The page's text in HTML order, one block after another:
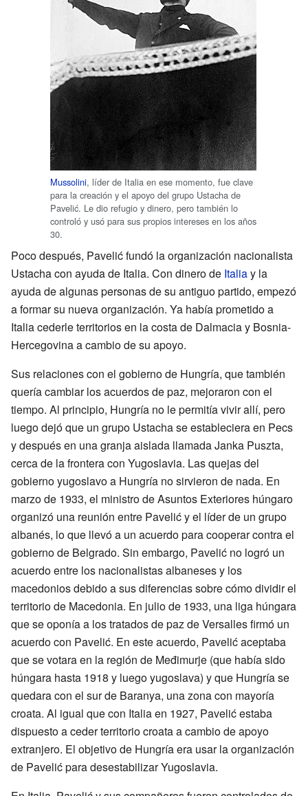
Mussolini, líder de Italia en ese momento, fue clave
para la creación y el apoyo del grupo Ustacha de
Pavelić. Le dio refugio y dinero, pero también lo
controló y usó para sus propios intereses en los años
30.
Poco después, Pavelić fundó la organización nacionalista
Ustacha con ayuda de Italia. Con dinero de Italiay la
ayuda de algunas personas de su antiguo partido, empezó
a formar su nueva organización. Ya había prometido a
Italia cederle territorios en la costa de Dalmacia y Bosnia-
Hercegovina a cambio de su apoyo.
Sus relaciones con el gobierno de Hungría, que también
quería cambiar los acuerdos de paz, mejoraron con el
tiempo. Al principio, Hungría no le permitía vivir allí, pero
luego dejó que un grupo Ustacha se estableciera en Pecs
y después en una granja aislada llamada Janka Puszta,
cerca de la frontera con Yugoslavia. Las quejas del
gobierno yugoslavo a Hungría no sirvieron de nada. En
marzo de 1933, el ministro de Asuntos Exteriores húngaro
organizó una reunión entre Pavelić y el líder de un grupo
albanés, lo que llevó a un acuerdo para cooperar contra el
gobierno de Belgrado. Sin embargo, Pavelić no logró un
acuerdo entre los nacionalistas albaneses y los
macedonios debido a sus diferencias sobre cómo dividir el
territorio de Macedonia. En julio de 1933, una liga húngara
que se oponía a los tratados de paz de Versalles firmó un
acuerdo con Pavelić. En este acuerdo, Pavelić aceptaba
que se votara en la región de Međimurje (que había sido
húngara hasta 1918 y luego yugoslava) y que Hungría se
quedara con el sur de Baranya, una zona con mayoría
croata. Al igual que con Italia en 1927, Pavelić estaba
dispuesto a ceder territorio croata a cambio de apoyo
extranjero. El objetivo de Hungría era usar la organización
de Pavelić para desestabilizar Yugoslavia.